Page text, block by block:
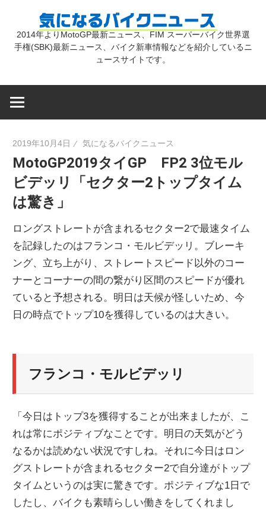
気
バ
ク
ニ
ュ
ス
2014年よりMotoGP最新ニュース、FIM スーパーバイク世界選
手権(SBK)最新ニュース、バイク新車情報などを紹介しているニ
ュースサイトです。
2019年10月4日 気になるバイクニュース
MotoGP2019タイGP FP2 3位モル
ビデッリ「セクター2トップタイム
は驚き」
ロングストレートが含まれるセクター2で最速タイム
を記録したのはフランコ・モルビデッリ。ブレーキ
ング、立ち上がり、ストレートスピード以外のコー
ナーとコーナーの間の繋がり区間のスピードが優れ
ていると予想される。明日は天候が怪しいため、今
日の時点でトップ10を獲得しているのは大きい。
フランコ・モルビデッリ
「今日はトップ3を獲得することが出来ましたが、こ
れは常にポジティブなことです。明日の天気がどう
なるかは読めない状況ですしね。それに今日はロン
グストレートが含まれるセクター2で自分達がトップ
タイムというのは実に驚きです。ポジティブな1日で
したし、バイクも素晴らしい働きをしてくれまし